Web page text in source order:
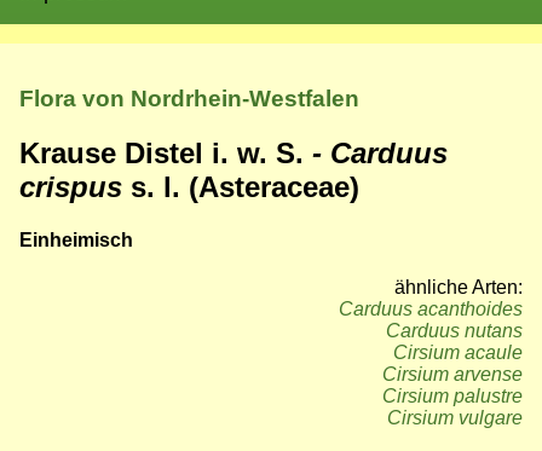
Flora von Nordrhein-Westfalen
Krause Distel i. w. S. - Carduus
crispus s. l. (Asteraceae)
Einheimisch
ähnliche Arten:
Carduus acanthoides
Carduus nutans
Cirsium acaule
Cirsium arvense
Cirsium palustre
Cirsium vulgare